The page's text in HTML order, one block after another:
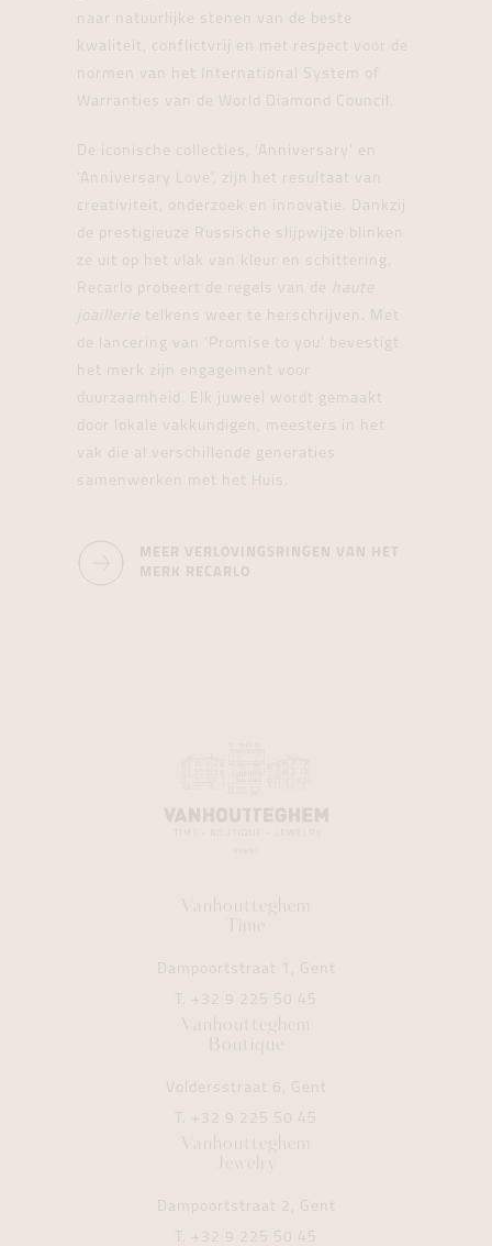
naar natuurlijke stenen van de beste
kwaliteit, conflictvrij en met respect voor de
normen van het International System of
Warranties van de World Diamond Council.
De iconische collecties, ‘Anniversary’ en
‘Anniversary Love’, zijn het resultaat van
creativiteit, onderzoek en innovatie. Dankzij
de prestigieuze Russische slijpwijze blinken
ze uit op het vlak van kleur en schittering.
Recarlo probeert de regels van de
haute
joaillerie
telkens weer te herschrijven. Met
de lancering van ‘Promise to you’ bevestigt
het merk zijn engagement voor
duurzaamheid. Elk juweel wordt gemaakt
door lokale vakkundigen, meesters in het
vak die al verschillende generaties
samenwerken met het Huis.
MEER VERLOVINGSRINGEN VAN HET
MERK RECARLO
Vanhoutteghem
Time
Dampoortstraat 1, Gent
T. +32 9 225 50 45
Vanhoutteghem
Boutique
Voldersstraat 6, Gent
T. +32 9 225 50 45
Vanhoutteghem
Jewelry
Dampoortstraat 2, Gent
T. +32 9 225 50 45